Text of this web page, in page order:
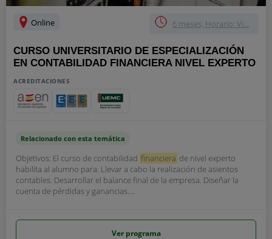
Online 6 meses, Horario: Vi...
CURSO UNIVERSITARIO DE ESPECIALIZACIÓN
EN CONTABILIDAD FINANCIERA NIVEL EXPERTO
ACREDITACIONES
Relacionado con esta temática
Objetivos: El curso de contabilidad financiera de nivel experto
habilita al alumno para: Llevar a cabo la realización de asientos
contables. Desarrollar el balance final de la empresa. Diseñar la
cuenta de pérdidas y ganancias....
Ver programa